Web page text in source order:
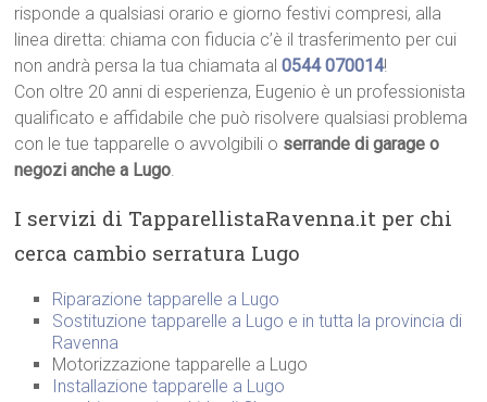
risponde a qualsiasi orario e giorno festivi compresi, alla
linea diretta: chiama con fiducia c’è il trasferimento per cui
non andrà persa la tua chiamata al0544 070014!
Con oltre 20 anni di esperienza, Eugenio è un professionista
qualificato e affidabile che può risolvere qualsiasi problema
con le tue tapparelle o avvolgibili o serrande di garage o
negozi anche a Lugo.
I servizi di TapparellistaRavenna.it per chi
cerca cambio serratura Lugo
Riparazione tapparelle a Lugo
Sostituzione tapparelle a Lugo e in tutta la provincia di
Ravenna
Motorizzazione tapparelle a Lugo
Installazione tapparelle a Lugo